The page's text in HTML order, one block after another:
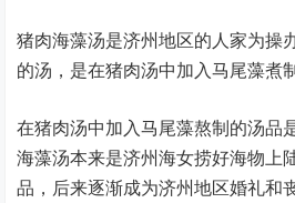
猪肉海藻汤是济州地区的人家为操
的汤，是在猪肉汤中加入马尾藻煮
在猪肉汤中加入马尾藻熬制的汤品
海藻汤本来是济州海女捞好海物上
品，后来逐渐成为济州地区婚礼和